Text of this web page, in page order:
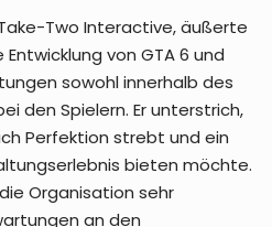
Two Interactive, äußerte
von GTA 6 und
sowohl innerhalb des
den Spielern. Er unterstrich,
Perfektion strebt und ein
bieten möchte.
Organisation sehr
an den